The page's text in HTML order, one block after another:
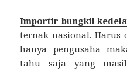
Importir bungkil
ternak nasional. Harus
hanya pengusaha
tahu saja yang